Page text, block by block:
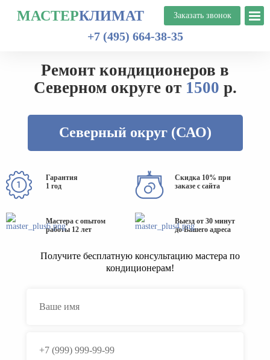
МАСТЕРКЛИМАТ
+7 (495) 664-38-35
Ремонт кондиционеров в
Северном округе от 1500 р.
Северный округ (САО)
Гарантия
1 год
Скидка 10% при
заказе с сайта
Мастера с опытом
работы 12 лет
Выезд от 30 минут
до Вашего адреса
Получите бесплатную консультацию мастера по
кондиционерам!